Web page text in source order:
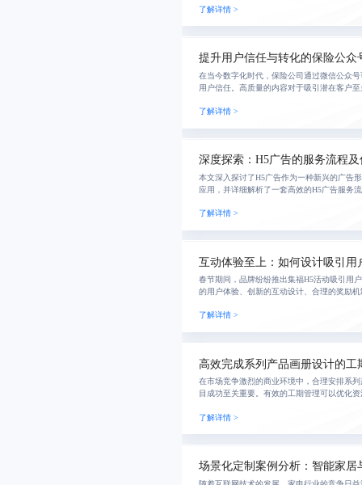
争力。
了解详情 >
提升用户信任与转化的保险公众
在当今数字化时代，保险公司通过微信公众
用户信任。高质量的内容对于吸引潜在客户
定详细的
了解详情 >
深度探索：H5广告的服务流程
本文深入探讨了H5广告作为一种新兴的广告
应用，并详细解析了一套高效的H5广告服务
实现
了解详情 >
互动体验至上：如何设计吸引用
春节期间，品牌纷纷推出集福H5活动吸引用
的用户体验、创新的互动设计、合理的奖励
度、设
了解详情 >
高效完成系列产品画册设计的工
在市场竞争激烈的商业环境中，合理安排系
目成功至关重要。有效的工期管理可以优化
化团队协
了解详情 >
场景化定制案例分析：智能家居